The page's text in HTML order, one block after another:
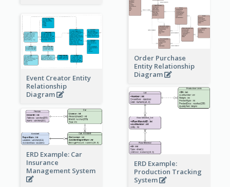
Order Purchase
Entity Relationship
Diagram
Event Creator Entity
Relationship
Diagram
ERD Example:
Production Tracking
System
ERD Example: Car
Insurance
Management System